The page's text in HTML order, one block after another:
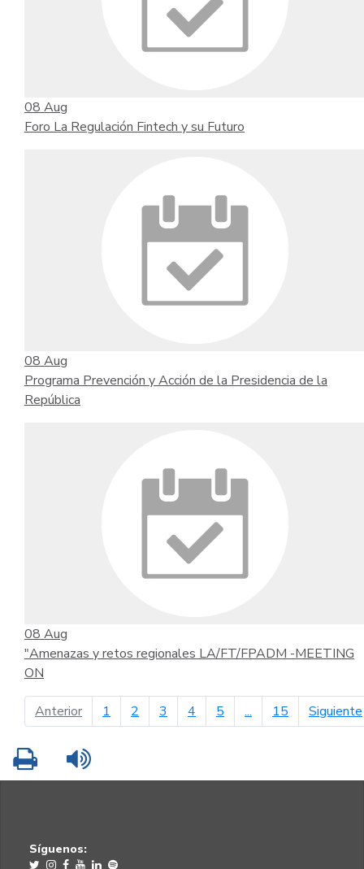
08 Aug
Foro La Regulación Fintech y su Futuro
08 Aug
Programa Prevención y Acción de la Presidencia de la
República
08 Aug
"Amenazas y retos regionales LA/FT/FPADM -MEETING
ON
Anteriorpágina anterior
1 2 3 4 5 ... 15 Siguiente
Imprimir
Síguenos: